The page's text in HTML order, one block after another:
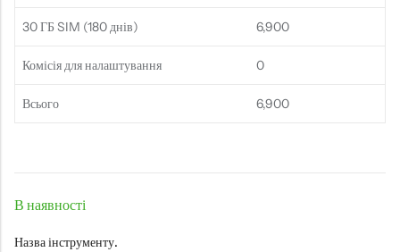
30 ГБ SIM (180 днів) 6,900
Комісія для налаштування 0
Всього 6,900
В наявності
Назва інструменту.